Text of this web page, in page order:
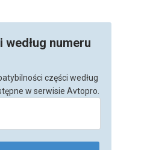
według numeru
części według
w serwisie Avtopro.